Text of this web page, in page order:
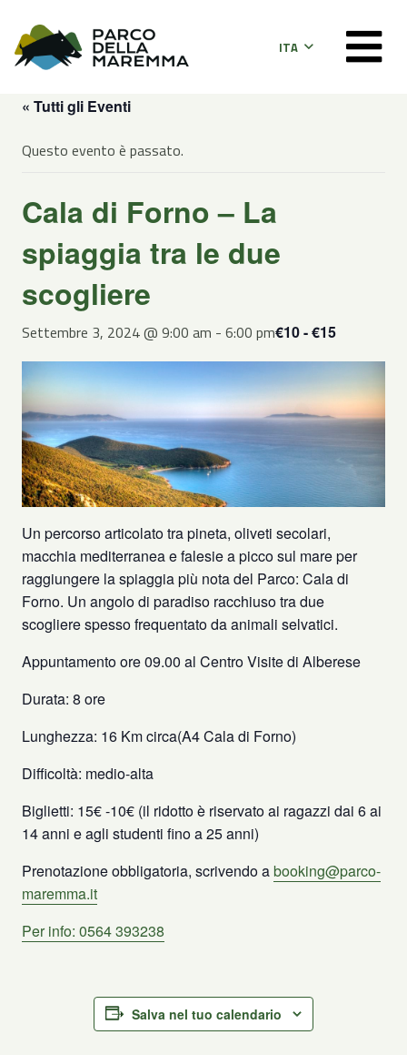
ITA
« Tutti gli Eventi
Questo evento è passato.
Cala di Forno – La
spiaggia tra le due
scogliere
Settembre 3, 2024 @ 9:00 am - 6:00 pm€10 - €15
Un percorso articolato tra pineta, oliveti secolari,
macchia mediterranea e falesie a picco sul mare per
raggiungere la spiaggia più nota del Parco: Cala di
Forno. Un angolo di paradiso racchiuso tra due
scogliere spesso frequentato da animali selvatici.
Appuntamento ore 09.00 al Centro Visite di Alberese
Durata: 8 ore
Lunghezza: 16 Km circa(A4 Cala di Forno)
Difficoltà: medio-alta
Biglietti: 15€ -10€ (il ridotto è riservato ai ragazzi dai 6 ai
14 anni e agli studenti fino a 25 anni)
Prenotazione obbligatoria, scrivendo abooking@parco-
maremma.it
Per info: 0564 393238
Salva nel tuo calendario